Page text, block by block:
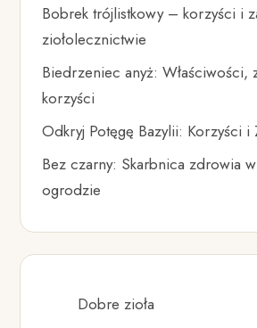
Bobrek trójlistkowy – korzyści i
ziołolecznictwie
Biedrzeniec anyż: Właściwości,
korzyści
Odkryj Potęgę Bazylii: Korzyści i
Bez czarny: Skarbnica zdrowia
ogrodzie
Dobre zioła